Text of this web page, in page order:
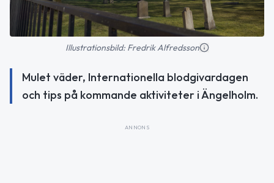
Illustrationsbild: Fredrik Alfredsson
Mulet väder, Internationella blodgivardagen
och tips på kommande aktiviteter i Ängelholm.
ANNONS